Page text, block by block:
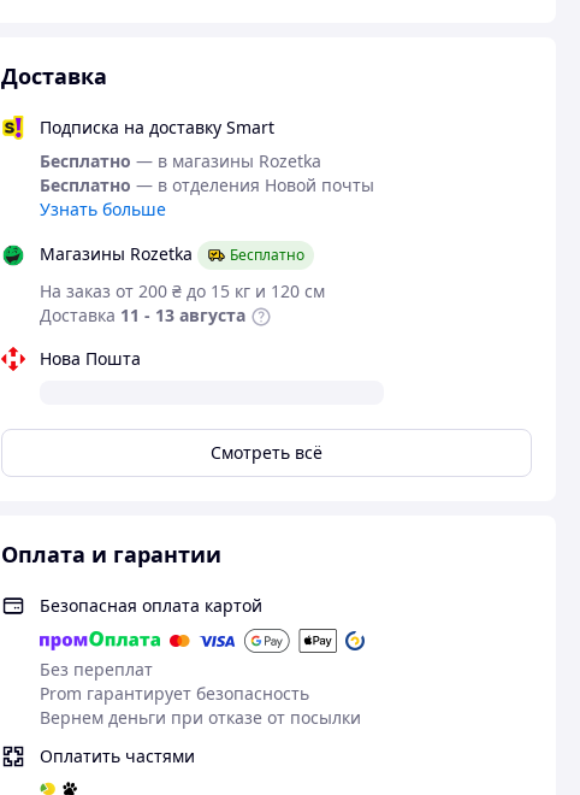
Доставка
Подписка на доставку Smart
Бесплатно — в магазины Rozetka
Бесплатно — в отделения Новой почты
Узнать больше
Магазины Rozetka
Бесплатно
На заказ от 200 ₴ до 15 кг и 120 см
Доставка 11 - 13 августа
Нова Пошта
Смотреть всё
Оплата и гарантии
Безопасная оплата картой
Без переплат
Prom гарантирует безопасность
Вернем деньги при отказе от посылки
Оплатить частями